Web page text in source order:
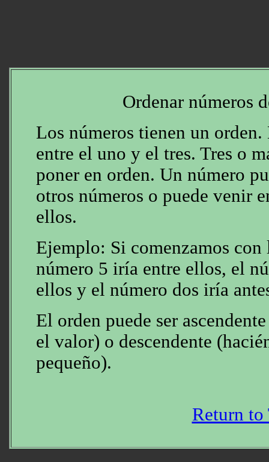
Ordenar números
Los números tienen un orden.
entre el uno y el tres. Tres o
poner en orden. Un número
otros números o puede venir
ellos.
Ejemplo: Si comenzamos
número 5 iría entre ellos, el
ellos y el número dos iría
El orden puede ser
el valor) o descendente
pequeño).
Return to